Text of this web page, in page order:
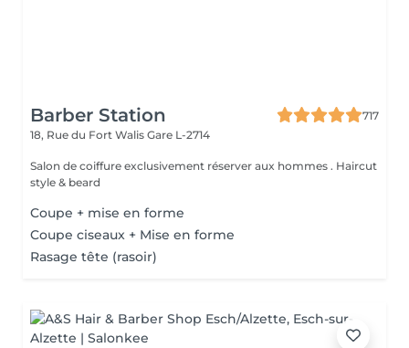
Barber Station
717
18, Rue du Fort Walis Gare L-2714
Salon de coiffure exclusivement réserver aux hommes . Haircut
style & beard
Coupe + mise en forme
Coupe ciseaux + Mise en forme
Rasage tête (rasoir)